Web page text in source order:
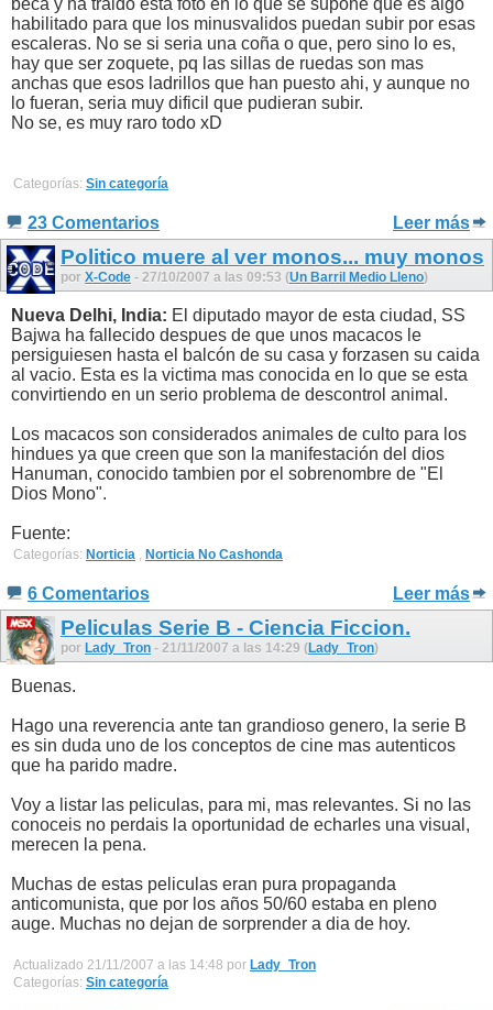
beca y ha traido esta foto en lo que se supone que es algo
habilitado para que los minusvalidos puedan subir por esas
escaleras. No se si seria una coña o que, pero sino lo es,
hay que ser zoquete, pq las sillas de ruedas son mas
anchas que esos ladrillos que han puesto ahi, y aunque no
lo fueran, seria muy dificil que pudieran subir.
No se, es muy raro todo xD
Categorías: Sin categoría
23 Comentarios Leer más
Politico muere al ver monos... muy monos
por X-Code - 27/10/2007 a las 09:53 (Un Barril Medio Lleno)
Nueva Delhi, India: El diputado mayor de esta ciudad, SS
Bajwa ha fallecido despues de que unos macacos le
persiguiesen hasta el balcón de su casa y forzasen su caida
al vacio. Esta es la victima mas conocida en lo que se esta
convirtiendo en un serio problema de descontrol animal.
Los macacos son considerados animales de culto para los
hindues ya que creen que son la manifestación del dios
Hanuman, conocido tambien por el sobrenombre de "El
Dios Mono".
Fuente:
Categorías: Norticia , Norticia No Cashonda
6 Comentarios Leer más
Peliculas Serie B - Ciencia Ficcion.
por Lady_Tron - 21/11/2007 a las 14:29 (Lady_Tron)
Buenas.
Hago una reverencia ante tan grandioso genero, la serie B
es sin duda uno de los conceptos de cine mas autenticos
que ha parido madre.
Voy a listar las peliculas, para mi, mas relevantes. Si no las
conoceis no perdais la oportunidad de echarles una visual,
merecen la pena.
Muchas de estas peliculas eran pura propaganda
anticomunista, que por los años 50/60 estaba en pleno
auge. Muchas no dejan de sorprender a dia de hoy.
Actualizado 21/11/2007 a las 14:48 por Lady_Tron
Categorías: Sin categoría